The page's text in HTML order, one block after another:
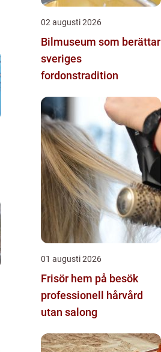
02 augusti 2026
Bilmuseum som berättar
sveriges
fordonstradition
01 augusti 2026
Frisör hem på besök
professionell hårvård
utan salong